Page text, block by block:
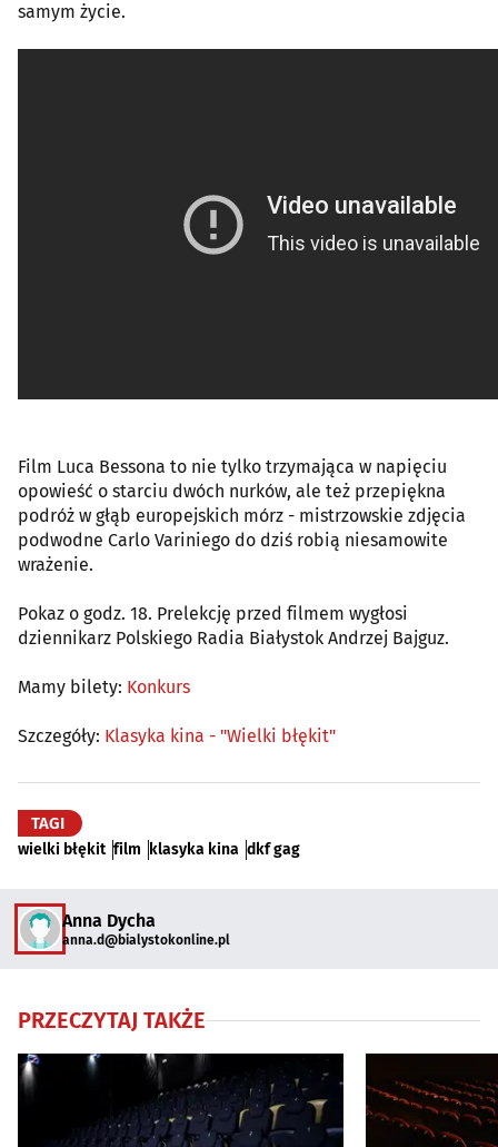
samym życie.
Film Luca Bessona to nie tylko trzymająca w napięciu
opowieść o starciu dwóch nurków, ale też przepiękna
podróż w głąb europejskich mórz - mistrzowskie zdjęcia
podwodne Carlo Variniego do dziś robią niesamowite
wrażenie.
Pokaz o godz. 18. Prelekcję przed filmem wygłosi
dziennikarz Polskiego Radia Białystok Andrzej Bajguz.
Mamy bilety: Konkurs
Szczegóły: Klasyka kina - "Wielki błękit"
TAGI
wielki błękit film klasyka kina dkf gag
Anna Dycha
anna.d@bialystokonline.pl
PRZECZYTAJ TAKŻE